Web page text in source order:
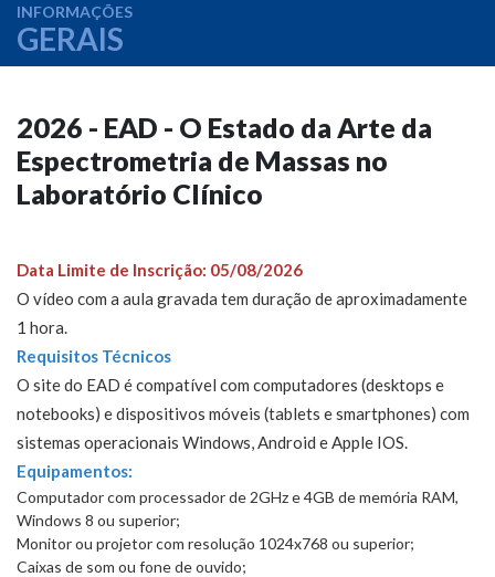
INFORMAÇÕES
GERAIS
2026 - EAD - O Estado da Arte da
Espectrometria de Massas no
Laboratório Clínico
Data Limite de Inscrição: 05/08/2026
O vídeo com a aula gravada tem duração de aproximadamente
1 hora.
Requisitos Técnicos
O site do EAD é compatível com computadores (desktops e
notebooks) e dispositivos móveis (tablets e smartphones) com
sistemas operacionais Windows, Android e Apple IOS.
Equipamentos:
Computador com processador de 2GHz e 4GB de memória RAM,
Windows 8 ou superior;
Monitor ou projetor com resolução 1024x768 ou superior;
Caixas de som ou fone de ouvido;